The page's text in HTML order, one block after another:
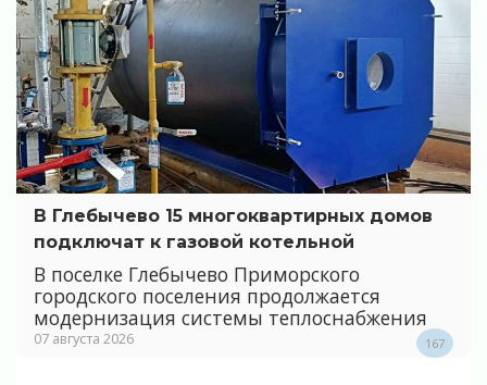
В Глебычево 15 многоквартирных домов
подключат к газовой котельной
В поселке Глебычево Приморского
городского поселения продолжается
модернизация системы теплоснабжения
07 августа 2026 167